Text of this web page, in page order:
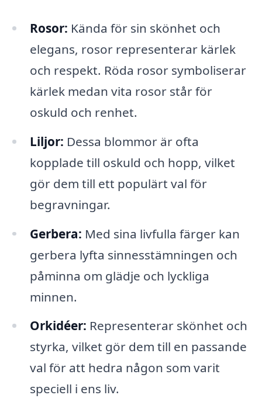
Rosor: Kända för sin skönhet och
elegans, rosor representerar kärlek
och respekt. Röda rosor symboliserar
kärlek medan vita rosor står för
oskuld och renhet.
Liljor: Dessa blommor är ofta
kopplade till oskuld och hopp, vilket
gör dem till ett populärt val för
begravningar.
Gerbera: Med sina livfulla färger kan
gerbera lyfta sinnesstämningen och
påminna om glädje och lyckliga
minnen.
Orkidéer: Representerar skönhet och
styrka, vilket gör dem till en passande
val för att hedra någon som varit
speciell i ens liv.